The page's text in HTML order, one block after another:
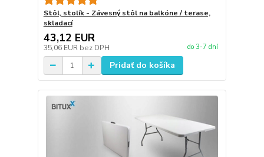
Stôl, stolík - Závesný stôl na balkóne / terase,
skladací
43,12 EUR
35,06 EUR bez DPH do 3-7 dní
Pridať do košíka